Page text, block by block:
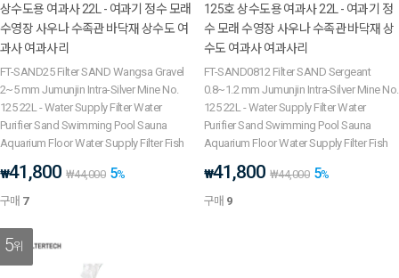
상수도용 여과사 22L - 여과기 정수 모래
수영장 사우나 수족관 바닥재 상수도 여
과사 여과사리
FT-SAND25 Filter SAND Wangsa Gravel
2~5 mm Jumunjin Intra-Silver Mine No.
125 22L - Water Supply Filter Water
Purifier Sand Swimming Pool Sauna
Aquarium Floor Water Supply Filter Fish
₩41,800 ₩44,000 5%
구매 7
125호 상수도용 여과사 22L - 여과기 정
수 모래 수영장 사우나 수족관 바닥재 상
수도 여과사 여과사리
FT-SAND0812 Filter SAND Sergeant
0.8~1.2 mm Jumunjin Intra-Silver Mine No.
125 22L - Water Supply Filter Water
Purifier Sand Swimming Pool Sauna
Aquarium Floor Water Supply Filter Fish
₩41,800 ₩44,000 5%
구매 9
5위